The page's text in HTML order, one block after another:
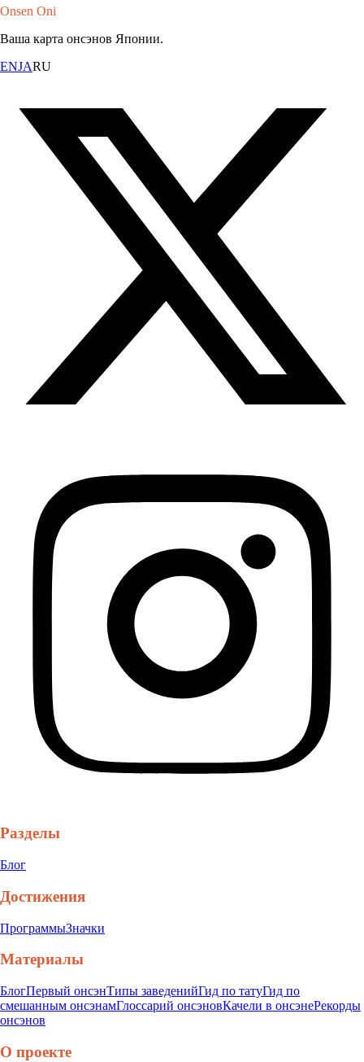
Onsen Oni
Ваша карта онсэнов Японии.
ENJARU
Разделы
Блог
Достижения
ПрограммыЗначки
Материалы
БлогПервый онсэнТипы заведенийГид по татуГид по
смешанным онсэнамГлоссарий онсэновКачели в онсэнеРекорды
онсэнов
О проекте